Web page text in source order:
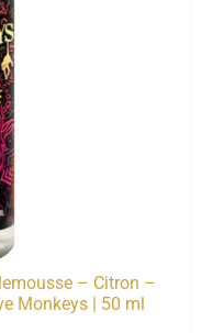
– Citron –
Monkeys | 50 ml